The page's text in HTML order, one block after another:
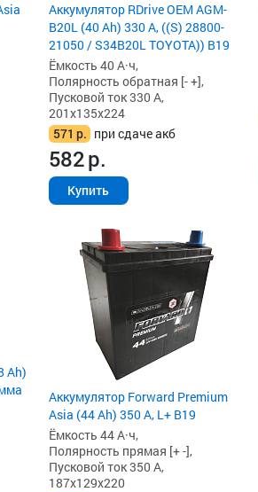
Аккумулятор RDrive OEM AGM-
B20L (40 Ah) 330 А, ((S) 28800-
21050 / S34B20L TOYOTA)) B19
Ёмкость 40 А·ч,
Полярность обратная [- +],
Пусковой ток 330 А,
201x135x224
571 р. при сдаче акб
582р.
Купить
Ah)
Аккумулятор Forward Premium
Asia (44 Ah) 350 А, L+ B19
Ёмкость 44 А·ч,
Полярность прямая [+ -],
Пусковой ток 350 А,
187x129x220